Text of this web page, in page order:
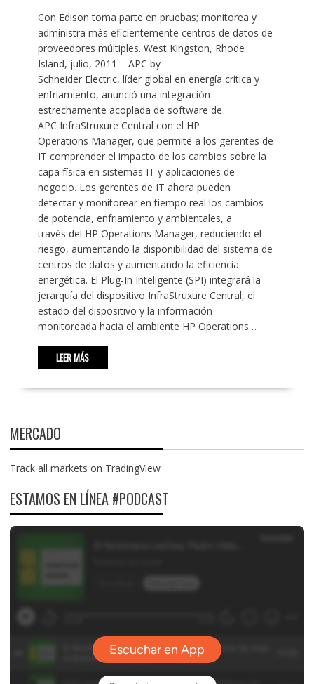
Con Edison toma parte en pruebas; monitorea y
administra más eficientemente centros de datos de
proveedores múltiples. West Kingston, Rhode
Island, julio, 2011 – APC by
Schneider Electric, líder global en energía crítica y
enfriamiento, anunció una integración
estrechamente acoplada de software de
APC InfraStruxure Central con el HP
Operations Manager, que permite a los gerentes de
IT comprender el impacto de los cambios sobre la
capa física en sistemas IT y aplicaciones de
negocio. Los gerentes de IT ahora pueden
detectar y monitorear en tiempo real los cambios
de potencia, enfriamiento y ambientales, a
través del HP Operations Manager, reduciendo el
riesgo, aumentando la disponibilidad del sistema de
centros de datos y aumentando la eficiencia
energética. El Plug-In Inteligente (SPI) integrará la
jerarquía del dispositivo InfraStruxure Central, el
estado del dispositivo y la información
monitoreada hacia el ambiente HP Operations…
LEER MÁS
MERCADO
Track all markets on TradingView
ESTAMOS EN LÍNEA #PODCAST